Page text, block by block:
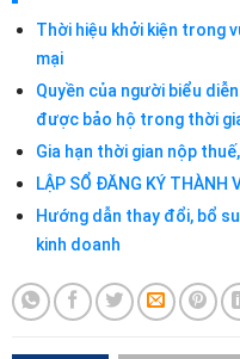
Thời hiệu khởi kiện trong
mại
Quyền của người biểu
được bảo hộ trong thời
Gia hạn thời gian nộp
LẬP SỔ ĐĂNG KÝ THÀNH
Hướng dẫn thay đổi, bổ
kinh doanh